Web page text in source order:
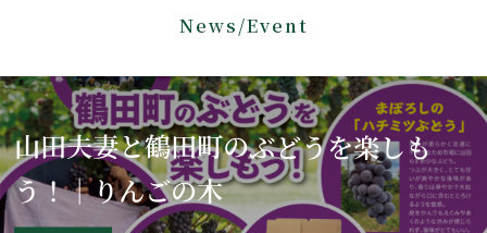
cookieとは、WebサーバーからWebブラウザに送信されるデ
ーザーのパソコンを識別でき、効率的に当店Webサイトを利
用することができます。当店Webサイトがcookieとして送る
ファイルは、個人を特定するような情報は含んでおりませ
ん。
お使いのWebブラウザの設定により、cookieを無効にするこ
とも可能です。
News/Event
山田夫妻と鶴田町のぶどうを楽しも
う！｜りんごの木